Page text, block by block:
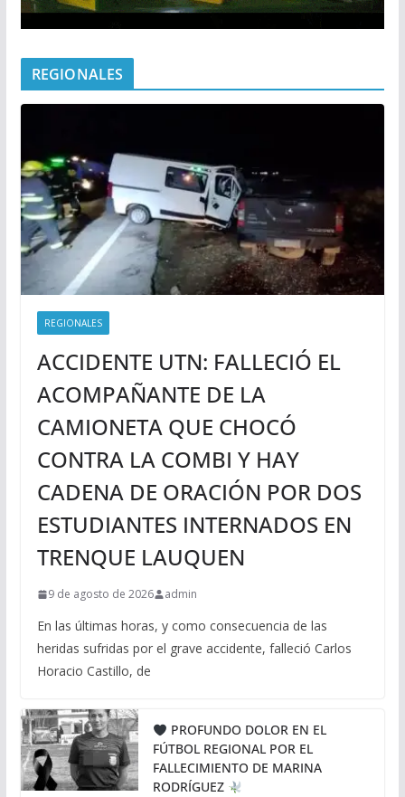
REGIONALES
REGIONALES
ACCIDENTE UTN: FALLECIÓ EL
ACOMPAÑANTE DE LA
CAMIONETA QUE CHOCÓ
CONTRA LA COMBI Y HAY
CADENA DE ORACIÓN POR DOS
ESTUDIANTES INTERNADOS EN
TRENQUE LAUQUEN
9 de agosto de 2026 admin
En las últimas horas, y como consecuencia de las
heridas sufridas por el grave accidente, falleció Carlos
Horacio Castillo, de
PROFUNDO DOLOR EN EL
FÚTBOL REGIONAL POR EL
FALLECIMIENTO DE MARINA
RODRÍGUEZ